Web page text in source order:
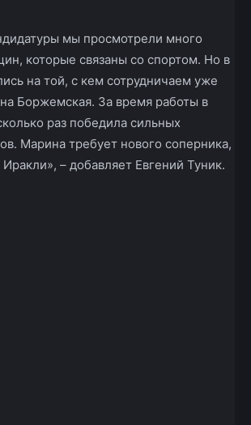
мы просмотрели много
которые связаны со спортом. Но в
на той, с кем сотрудничаем уже
Боржемская. За время работы в
раз победила сильных
Марина требует нового соперника,
– добавляет Евгений Туник.